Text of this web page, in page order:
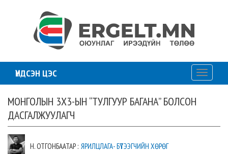
ҮНДСЭН ЦЭС
Toggle
МОНГОЛЫН 3Х3-ЫН “ТУЛГУУР БАГАНА” БОЛСОН
ДАСГАЛЖУУЛАГЧ
Н. ОТГОНБААТАР : ЯРИЛЦЛАГА- БҮТЭЭГЧИЙН ХӨРӨГ